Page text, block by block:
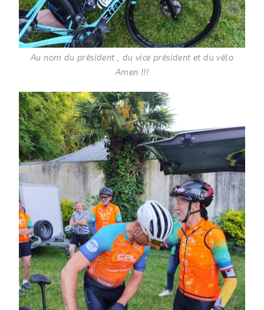
Au nom du président , du vice président et du vélo
Amen !!!